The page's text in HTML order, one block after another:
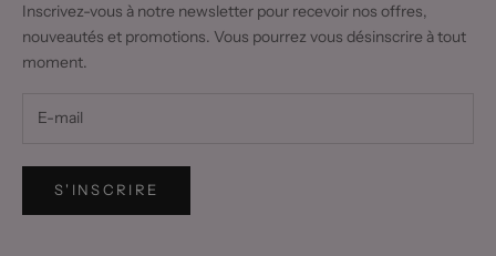
Inscrivez-vous à notre newsletter pour recevoir nos offres,
nouveautés et promotions. Vous pourrez vous désinscrire à tout
moment.
S'INSCRIRE